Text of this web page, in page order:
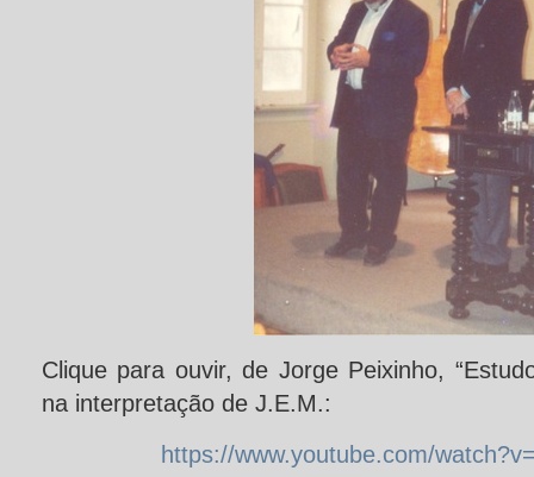
Clique para ouvir, de Jorge Peixinho,
na interpretação de J.E.M.:
https://www.youtube.com/